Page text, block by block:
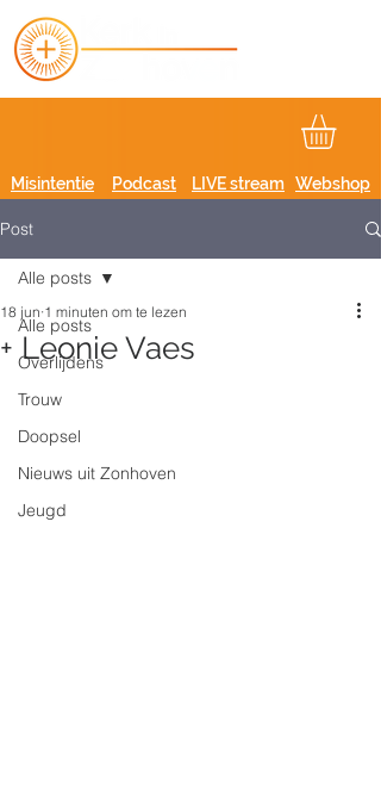
Podcast
Misintentie LIVE stream Webshop
Post
Alle posts
Overlijdens
Trouw
Doopsel
Nieuws uit Zonhoven
Jeugd
Alle posts
+ Leonie Vaes
18 jun 1 minuten om te lezen